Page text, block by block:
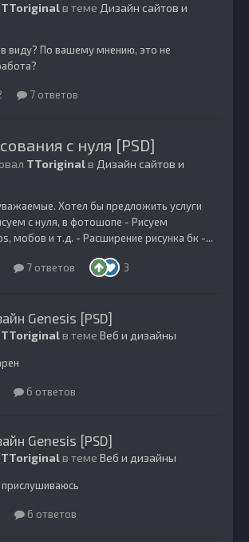
TToriginalв теме Дизайн сайтов и
виду? По вашему мнению, это не
7 ответов
с нуля [PSD]
TToriginalв Дизайн сайтов и
Хотел бы предложить услуги
с нуля, в фотошопе - Рисуем
мобов и т.д. - Расширение рисунка 6к -...
7 ответов 3
Genesis [PSD]
TToriginalв теме Веб и дизайны
6 ответов
Genesis [PSD]
TToriginalв теме Веб и дизайны
6 ответов